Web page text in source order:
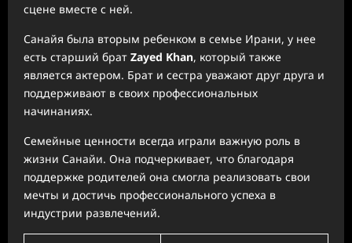
сцене вместе с ней.
Санайя была вторым ребенком в семье Ирани, у нее
есть старший брат Zayed Khan, который также
является актером. Брат и сестра уважают друг друга и
поддерживают в своих профессиональных
начинаниях.
Семейные ценности всегда играли важную роль в
жизни Санайи. Она подчеркивает, что благодаря
поддержке родителей она смогла реализовать свои
мечты и достичь профессионального успеха в
индустрии развлечений.